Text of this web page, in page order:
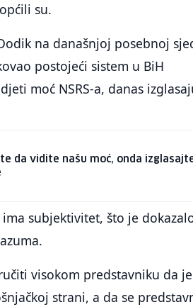
su.
na današnjoj posebnoj
postojeći sistem u BiH
moć NSRS-a, danas
da vidite našu moć, onda
subjektivitet, što je
visokom predstavniku da je
strani, a da se